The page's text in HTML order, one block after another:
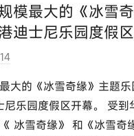
模最大的《冰雪
迪士尼乐园度假
:
e
大的《冰雪奇缘》主题乐
乐园度假区开幕。 受到
冰雪奇缘》 和《冰雪奇